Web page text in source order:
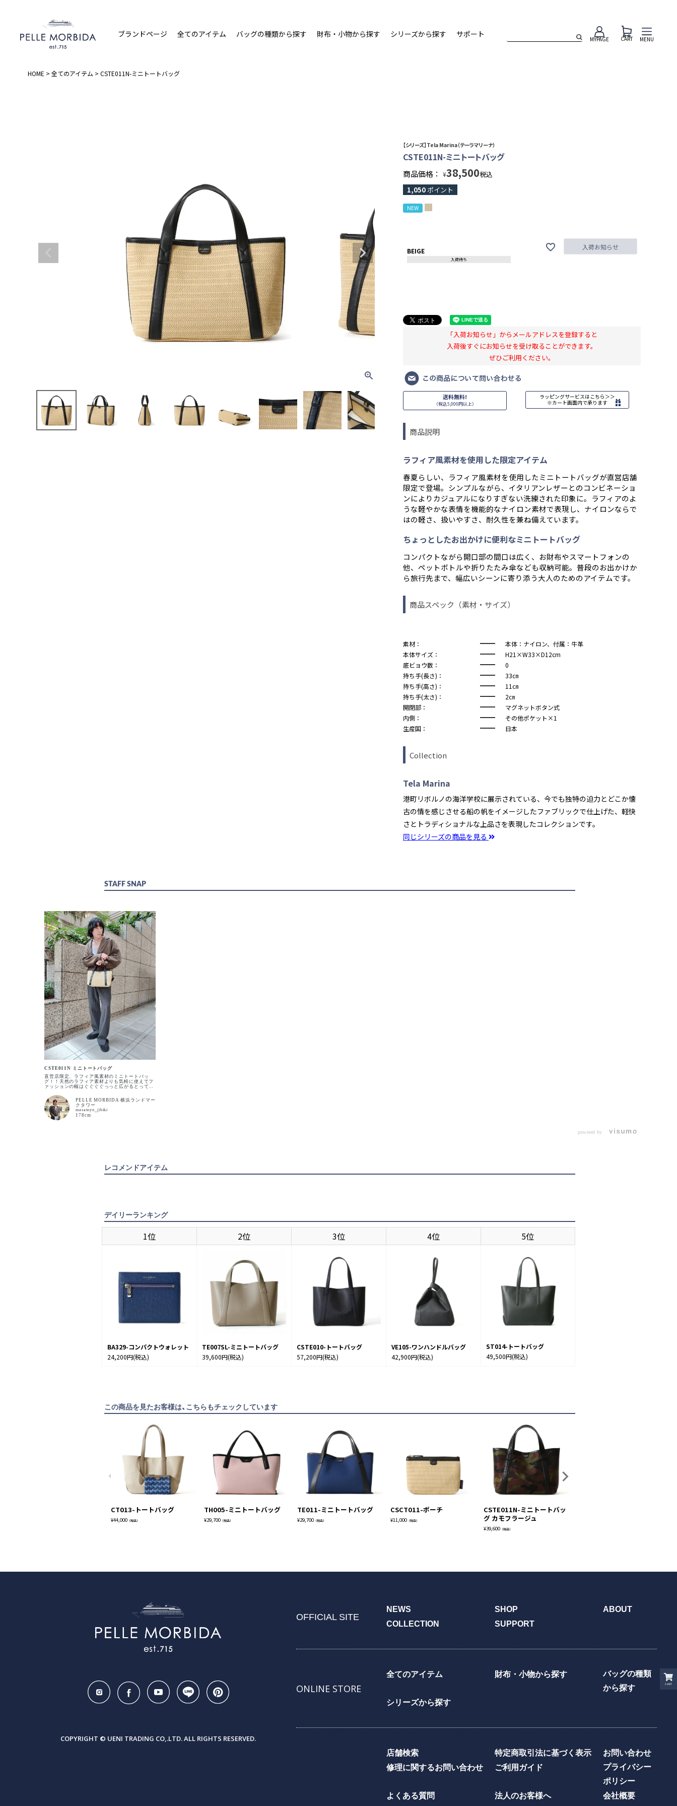
ブランドページ 全てのアイテム バッグの種類から探す 財布・小物から探す シリーズから探す サポート
MYPAGE CART MENU
HOME 全てのアイテム CSTE011N-ミニトートバッグ
【シリーズ】Tela Marina（テーラマリーナ）
CSTE011N-ミニトートバッグ
商品価格： ¥38,500税込
1,050 ポイント
NEW
BEIGE
入荷待ち
入荷お知らせ
「入荷お知らせ」からメールアドレスを登録すると
入荷後すぐにお知らせを受け取ることができます。
ぜひご利用ください。
送料無料!
（税込5,000円以上）
ラッピングサービスはこちら＞＞
※カート画面内で承ります
商品説明
ラフィア風素材を使用した限定アイテム
春夏らしい、ラフィア風素材を使用したミニトートバッグが直営店舗
限定で登場。シンプルながら、イタリアンレザーとのコンビネーショ
ンによりカジュアルになりすぎない洗練された印象に。ラフィアのよ
うな軽やかな表情を機能的なナイロン素材で表現し、ナイロンならで
はの軽さ、扱いやすさ、耐久性を兼ね備えています。
ちょっとしたお出かけに便利なミニトートバッグ
コンパクトながら開口部の間口は広く、お財布やスマートフォンの
他、ペットボトルや折りたたみ傘なども収納可能。普段のお出かけか
ら旅行先まで、幅広いシーンに寄り添う大人のためのアイテムです。
商品スペック（素材・サイズ）
素材：
本体：ナイロン、付属：牛革
本体サイズ：
H21×W33×D12cm
底ビョウ数：
0
持ち手(長さ)：
33㎝
持ち手(高さ)：
11㎝
持ち手(太さ)：
2㎝
開閉部：
マグネットボタン式
内側：
その他ポケット×1
生産国：
日本
Collection
Tela Marina
港町リボルノの海洋学校に展示されている、今でも独特の迫力とどこか懐
古の情を感じさせる船の帆をイメージしたファブリックで仕上げた、軽快
さとトラディショナルな上品さを表現したコレクションです。
同じシリーズの商品を見る
CART
STAFF SNAP
CSTE011N ミニトートバッグ
直営店限定、ラフィア風素材のミニトートバッ
グ！！天然のラフィア素材よりも気軽に使えてフ
ァッションの幅はぐぐぐぐっっと広がるとっても
ーチと合わせて是非ともご使用下さい☆
(CSCT011_ミニポーチ)PELLE MORBIDA 横浜ランドマー
クタワー
masatoyo_jibiki
178cm
powered by
レコメンドアイテム
デイリーランキング
1位 2位 3位 4位 5位
BA329-コンパクトウォレット
24,200円(税込)
TE007SL-ミニトートバッグ
39,600円(税込)
CSTE010-トートバッグ
57,200円(税込)
VE105-ワンハンドルバッグ
42,900円(税込)
ST014-トートバッグ
49,500円(税込)
この商品を見たお客様は、こちらもチェックしています
CT013-トートバッグ
¥44,000（税込）
TH005-ミニトートバッグ
¥29,700（税込）
TE011-ミニトートバッグ
¥29,700（税込）
CSCT011-ポーチ
¥11,000（税込）
CSTE011N-ミニトートバッ
グ カモフラージュ
¥39,600（税込）
COPYRIGHT © UENI TRADING CO,.LTD. ALL RIGHTS RESERVED.
OFFICIAL SITE
NEWS SHOP
ABOUT
COLLECTION
SUPPORT
ONLINE STORE
全てのアイテム 財布・小物から探す
バッグの種類
から探す
シリーズから探す
店舗検索 特定商取引法に基づく表示
お問い合わせ
修理に関するお問い合わせ
ご利用ガイド
プライバシー
ポリシー
よくある質問
法人のお客様へ 会社概要